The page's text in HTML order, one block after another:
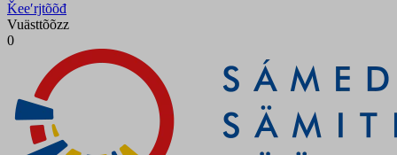
Ǩeeʹrjtõõđ
Vuästtõõzz
0